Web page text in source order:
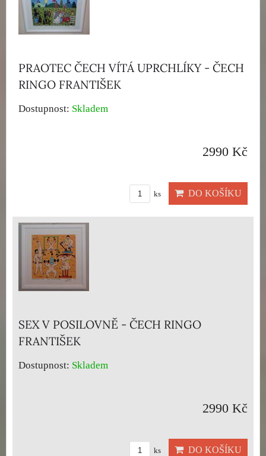
PRAOTEC ČECH VÍTÁ UPRCHLÍKY - ČECH
RINGO FRANTIŠEK
Dostupnost: Skladem
2990 Kč
ks DO KOŠÍKU
SEX V POSILOVNĚ - ČECH RINGO
FRANTIŠEK
Dostupnost: Skladem
2990 Kč
ks DO KOŠÍKU